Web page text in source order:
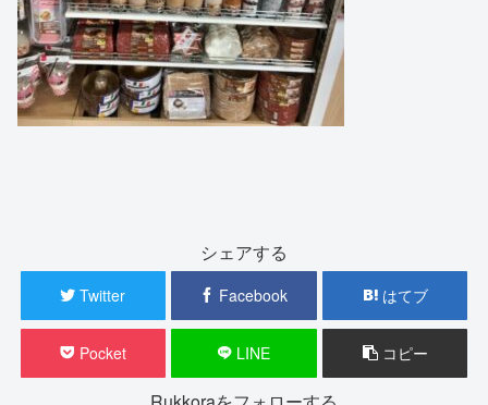
シェアする
Twitter Facebook はてブ
Pocket LINE コピー